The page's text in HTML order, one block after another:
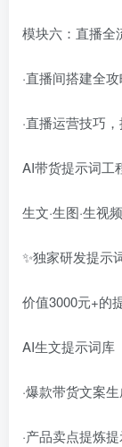
模块六：直播全
·直播间搭建全
·直播运营技巧
AI带货提示词工
生文·生图·生视
✨独家研发提示
价值3000元+的
AI生文提示词库
·爆款带货文案
·产品卖点提炼